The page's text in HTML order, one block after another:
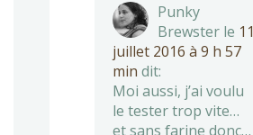
Punky
Brewster le 11
juillet 2016 à 9 h 57
min dit:
Moi aussi, j’ai voulu
le tester trop vite…
et sans farine donc…